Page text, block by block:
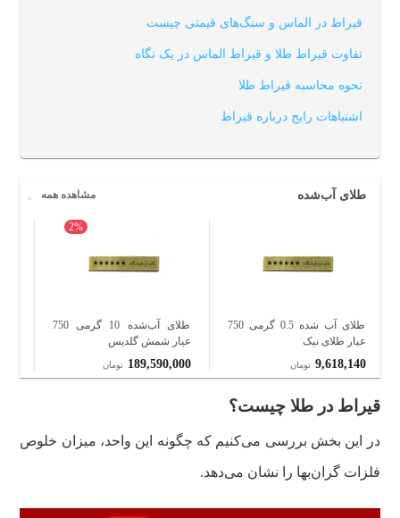
قیراط در الماس و سنگ‌های قیمتی چیست
تفاوت قیراط طلا و قیراط الماس در یک نگاه
نحوه محاسبه قیراط طلا
اشتباهات رایج درباره قیراط
طلای آب‌شده مشاهده همه
طلای آب شده 0.5 گرمی 750
عیار طلای نیک
9,618,140 تومان
2%
طلای آب‌شده 10 گرمی 750
عیار شمش گلدیس
189,590,000 تومان
قیراط در طلا چیست؟
در این بخش بررسی می‌کنیم که چگونه این واحد، میزان خلوص
فلزات گران‌بها را نشان می‌دهد.